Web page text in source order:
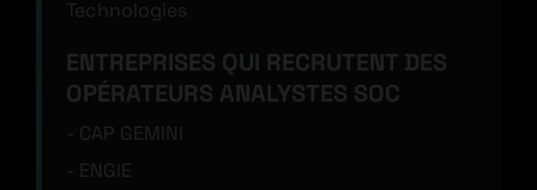
Technologies
ENTREPRISES QUI RECRUTENT DES
OPÉRATEURS ANALYSTES SOC
CAP GEMINI
ENGIE